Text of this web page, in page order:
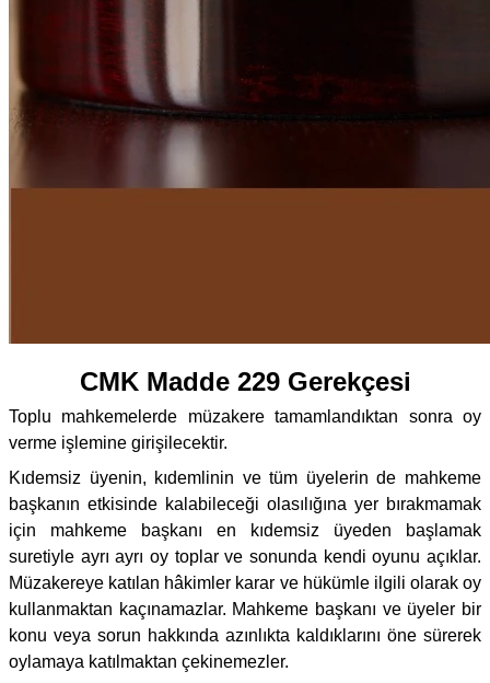
CMK Madde 229 Gerekçesi
Toplu mahkemelerde müzakere tamamlandıktan sonra oy
verme işlemine girişilecektir.
Kıdemsiz üyenin, kıdemlinin ve tüm üyelerin de mahkeme
başkanın etkisinde kalabileceği olasılığına yer bırakmamak
için mahkeme başkanı en kıdemsiz üyeden başlamak
suretiyle ayrı ayrı oy toplar ve sonunda kendi oyunu açıklar.
Müzakereye katılan hâkimler karar ve hükümle ilgili olarak oy
kullanmaktan kaçınamazlar. Mahkeme başkanı ve üyeler bir
konu veya sorun hakkında azınlıkta kaldıklarını öne sürerek
oylamaya katılmaktan çekinemezler.